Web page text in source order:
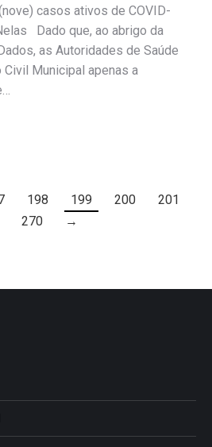
casos ativos de COVID-
Dado que, ao abrigo da
as Autoridades de Saúde
Municipal apenas a
198 199 200
201
270 →